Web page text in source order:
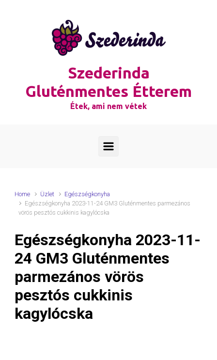
Szederinda
Gluténmentes Étterem
Étek, ami nem vétek
Home Üzlet
Egészségkonyha
Egészségkonyha 2023-11-24 GM3 Gluténmentes parmezános
vörös pesztós cukkinis kagylócska
Egészségkonyha 2023-11-
24 GM3 Gluténmentes
parmezános vörös
pesztós cukkinis
kagylócska